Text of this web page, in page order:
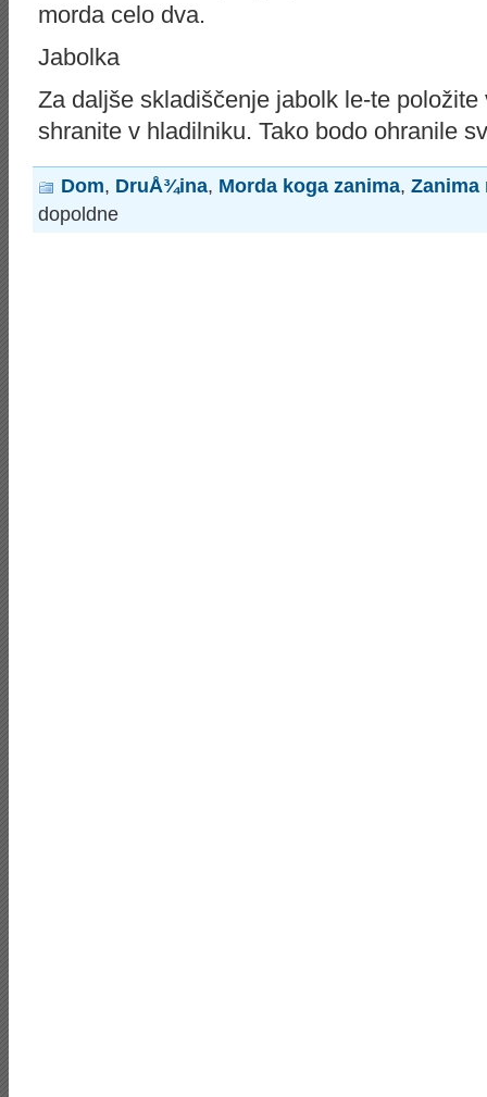
morda celo dva.
Jabolka
Za daljše skladiščenje jabolk le-te
shranite v hladilniku. Tako bodo ohranile
Dom, DruÅ¾ina, Morda koga zanima, Zanima
dopoldne